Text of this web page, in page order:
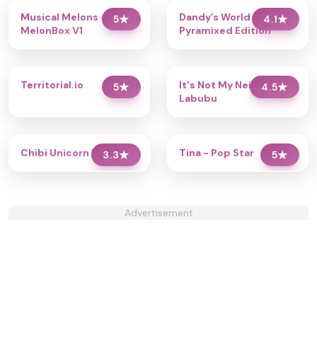
5★
Musical Melons –
MelonBox V1
4.1★
Dandy’s World
Pyramixed Edition
5★
Territorial.io 4.5★
It's Not My Neighbor:
Labubu
3.3★
Chibi Unicorn Dress Up 5★
Tina - Pop Star
Advertisement